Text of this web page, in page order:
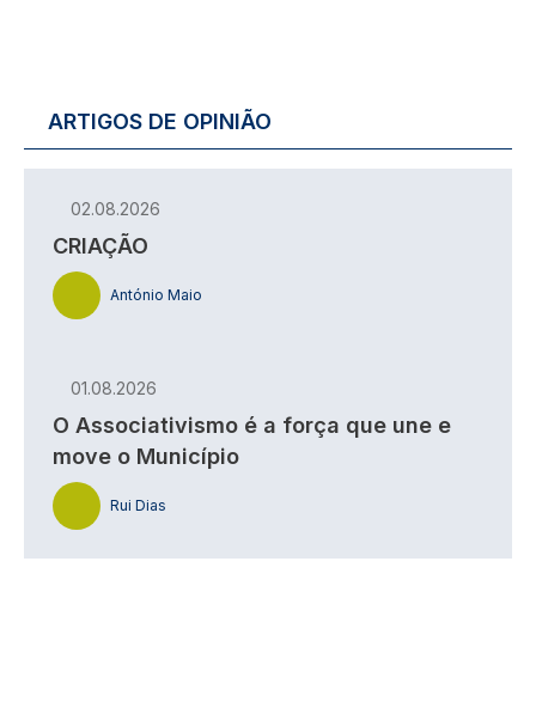
ARTIGOS DE OPINIÃO
02.08.2026
CRIAÇÃO
António Maio
01.08.2026
O Associativismo é a força que une e
move o Município
Rui Dias